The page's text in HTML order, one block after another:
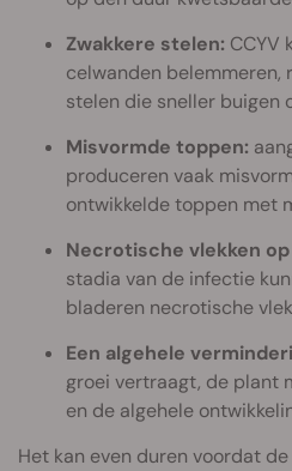
Zwakkere stelen: CCYV
celwanden belemmeren,
stelen die sneller buigen
Misvormde toppen:
produceren vaak
ontwikkelde toppen met
Necrotische vlekken
stadia van de infectie
bladeren necrotische
Een algehele
groei vertraagt, de plant
en de algehele
Het kan even duren voordat de